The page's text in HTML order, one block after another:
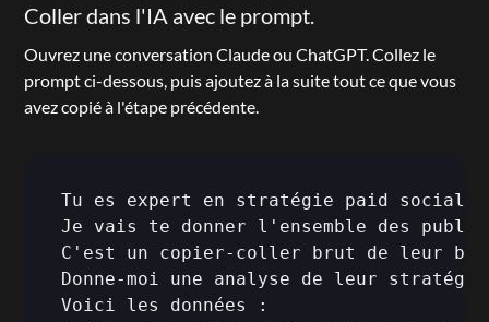
Coller dans l'IA avec le prompt.
Ouvrez une conversation Claude ou ChatGPT. Collez le
prompt ci-dessous, puis ajoutez à la suite tout ce que vous
avez copié à l'étape précédente.
Tu es expert en stratégie paid social.
Je vais te donner l'ensemble des
C'est un copier-coller brut de leur
Donne-moi une analyse de leur